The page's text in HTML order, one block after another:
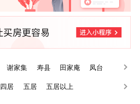
谢家集 寿县 田家庵 凤台
四居 五居 五居以上